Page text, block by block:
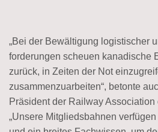
„Bei der Bewältigung logistischer
forderungen scheuen kanadische
zurück, in Zeiten der Not
zusammen­zuarbeiten“, betonte
Präsident der Railway Association
„Unsere Mitglieds­bahnen